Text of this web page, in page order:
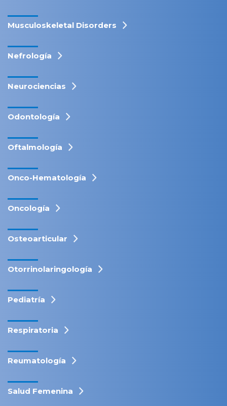
Musculoskeletal Disorders
Nefrología
Neurociencias
Odontología
Oftalmología
Onco-Hematología
Oncología
Osteoarticular
Otorrinolaringología
Pediatría
Respiratoria
Reumatología
Salud Femenina